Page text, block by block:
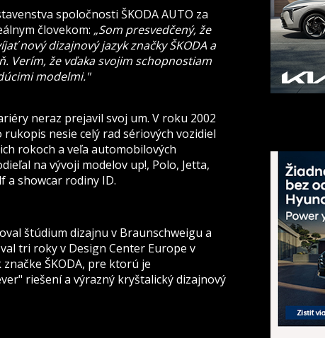
spoločnosti ŠKODA AUTO za
človekom: „Som presvedčený, že
nový dizajnový jazyk značky ŠKODA a
Verím, že vďaka svojim schopnostiam
modelmi."
neraz prejavil svoj um. V roku 2002
nesie celý rad sériových vozidiel
rokoch a veľa automobilových
na vývoji modelov up!, Polo, Jetta,
a showcar rodiny ID.
štúdium dizajnu v Braunschweigu a
tri roky v Design Center Europe v
ŠKODA, pre ktorú je
riešení a výrazný kryštalický dizajnový